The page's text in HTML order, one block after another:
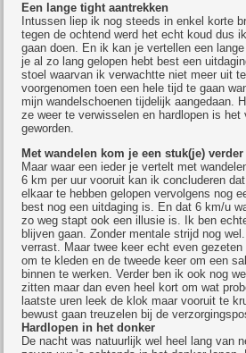
Een lange tight aantrekken
Intussen liep ik nog steeds in enkel korte
tegen de ochtend werd het echt koud dus
gaan doen. En ik kan je vertellen een
je al zo lang gelopen hebt best een
stoel waarvan ik verwachtte niet meer uit
voorgenomen toen een hele tijd te gaan
mijn wandelschoenen tijdelijk aangedaan.
ze weer te verwisselen en hardlopen is
geworden.
Met wandelen kom je een stuk(je) verder
Maar waar een ieder je vertelt met
6 km per uur vooruit kan ik concluderen
elkaar te hebben gelopen vervolgens nog
best nog een uitdaging is. En dat 6 km/u
zo weg stapt ook een illusie is. Ik ben
blijven gaan. Zonder mentale strijd nog
verrast. Maar twee keer echt even
om te kleden en de tweede keer om een
binnen te werken. Verder ben ik ook nog
zitten maar dan even heel kort om wat
laatste uren leek de klok maar vooruit te
bewust gaan treuzelen bij de
Hardlopen in het donker
De nacht was natuurlijk wel heel lang van